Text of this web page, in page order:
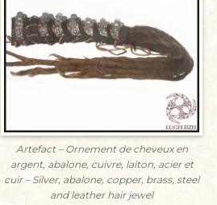
Artefact – Ornement de cheveux en
argent, abalone, cuivre, laiton, acier et
cuir – Silver, abalone, copper, brass, steel
and leather hair jewel